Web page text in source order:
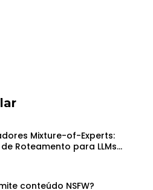
Mixture-of-Experts:
Roteamento para LLMs
conteúdo NSFW?